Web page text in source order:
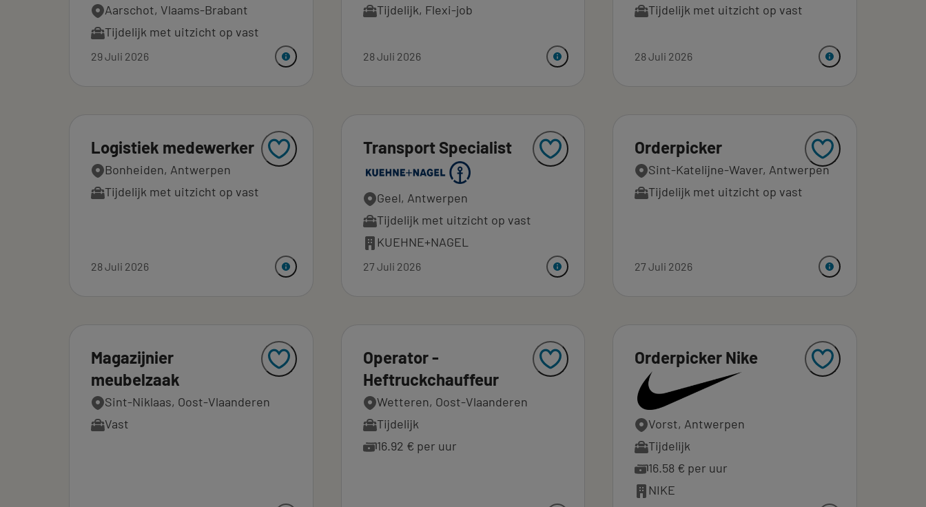
Aarschot, Vlaams-Brabant
Tijdelijk met uitzicht op vast
29 Juli 2026
Tijdelijk, Flexi-job
28 Juli 2026
Tijdelijk met uitzicht op vast
28 Juli 2026
Logistiek medewerker
Bonheiden, Antwerpen
Tijdelijk met uitzicht op vast
28 Juli 2026
Transport Specialist
Geel, Antwerpen
Tijdelijk met uitzicht op vast
KUEHNE+NAGEL
27 Juli 2026
Orderpicker
Sint-Katelijne-Waver, Antwerpen
Tijdelijk met uitzicht op vast
27 Juli 2026
Magazijnier
meubelzaak
Sint-Niklaas, Oost-Vlaanderen
Vast
Operator -
Heftruckchauffeur
Wetteren, Oost-Vlaanderen
Tijdelijk
16.92 € per uur
Orderpicker Nike
Vorst, Antwerpen
Tijdelijk
16.58 € per uur
NIKE